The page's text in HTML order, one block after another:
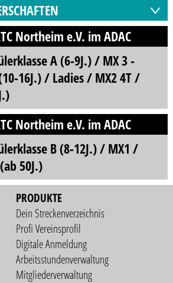
Northeim e.V. im ADAC
A (6-9J.) / MX 3 -
16J.) / Ladies / MX2 4T /
Northeim e.V. im ADAC
B (8-12J.) / MX1 /
50J.)
PRODUKTE
Dein Streckenverzeichnis
Profi Vereinsprofil
Digitale Anmeldung
Arbeitsstundenverwaltung
Mitgliederverwaltung